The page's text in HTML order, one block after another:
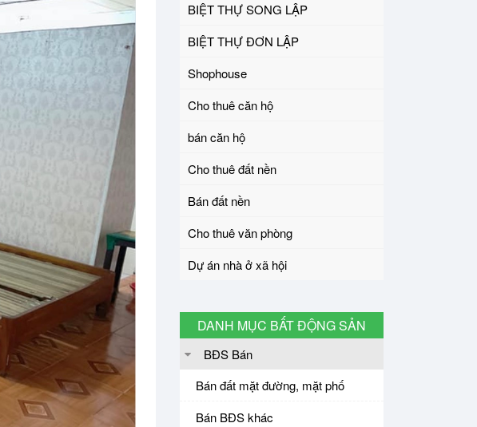
BIỆT THỰ SONG LẬP
BIỆT THỰ ĐƠN LẬP
Shophouse
Cho thuê căn hộ
bán căn hộ
Cho thuê đất nền
Bán đất nền
Cho thuê văn phòng
Dự án nhà ở xã hội
DANH MỤC BẤT ĐỘNG SẢN
BĐS Bán
Bán đất mặt đường, mặt phố
Bán BĐS khác